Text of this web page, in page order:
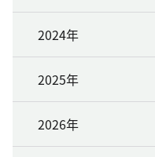
2024年
2025年
2026年